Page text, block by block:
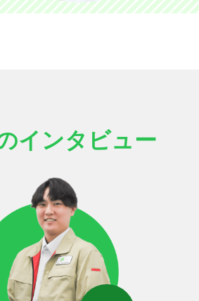
インタビュー